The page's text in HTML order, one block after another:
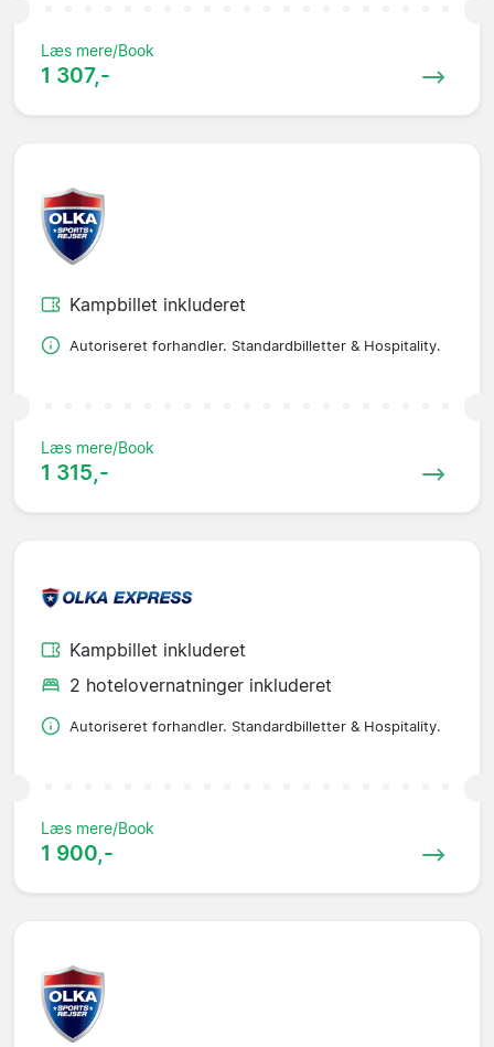
Læs mere/Book
1 307,-
Kampbillet inkluderet
Autoriseret forhandler. Standardbilletter & Hospitality.
Læs mere/Book
1 315,-
Kampbillet inkluderet
2 hotelovernatninger inkluderet
Autoriseret forhandler. Standardbilletter & Hospitality.
Læs mere/Book
1 900,-